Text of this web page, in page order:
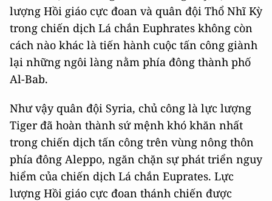
lượng Hồi giáo cực đoan và quân đội Thổ Nhĩ Kỳ
trong chiến dịch Lá chắn Euphrates không còn
cách nào khác là tiến hành cuộc tấn công giành
lại những ngôi làng nằm phía đông thành phố
Al-Bab.
Như vậy quân đội Syria, chủ công là lực lượng
Tiger đã hoàn thành sứ mệnh khó khăn nhất
trong chiến dịch tấn công trên vùng nông thôn
phía đông Aleppo, ngăn chặn sự phát triển nguy
hiểm của chiến dịch Lá chắn Euprates. Lực
lượng Hồi giáo cực đoan thánh chiến được